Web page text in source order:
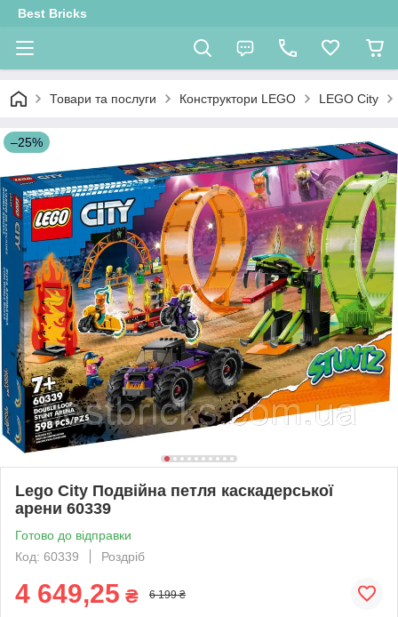
Best Bricks
Товари та послуги Конструктори LEGO LEGO City
–25%
Lego City Подвійна петля каскадерської
арени 60339
Готово до відправки
Код: 60339
Роздріб
4 649,25 ₴ 6 199 ₴